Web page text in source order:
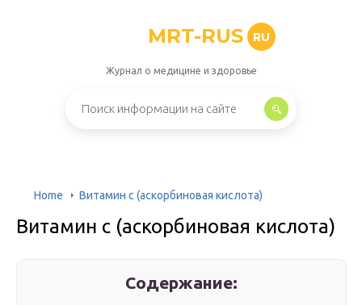
MRT-RUS RU
Журнал о медицине и здоровье
Home Витамин c (аскорбиновая кислота)
Витамин c (аскорбиновая кислота)
Содержание: